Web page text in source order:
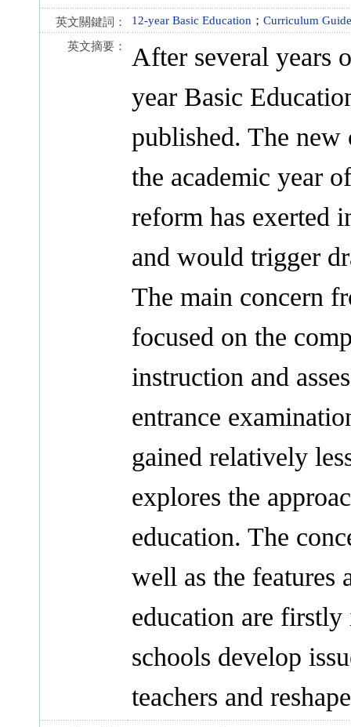
英文關鍵詞： 12-year Basic Education ； Curriculum
英文摘要：
After several years
year Basic
published. The
the academic year
reform has exerted
and would trigger
The main concern
focused on the
instruction and
entrance
gained relatively
explores the
education. The
well as the features
education are
schools develop
teachers and